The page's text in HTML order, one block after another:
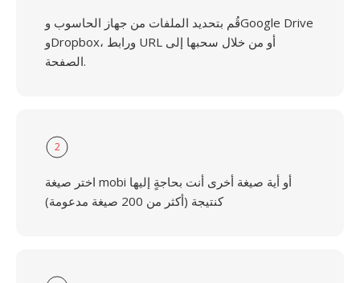
قُم بتحديد الملفات من جهاز الحاسوب وGoogle Drive
وDropbox، ورابط URL أو من خلال سحبها إلى
الصفحة.
2
اختر صيغة mobi أو أية صيغة أخرى أنت بحاجةٍ إليها
كنتيجة (أكثر من 200 صيغة مدعومة)